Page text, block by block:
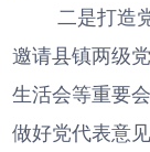
二是打造
邀请县镇两级
生活会等重要
做好党代表意